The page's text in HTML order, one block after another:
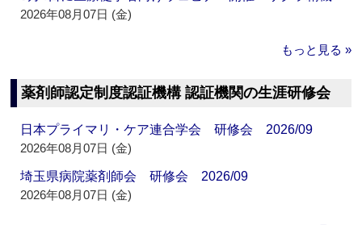
2026年08月07日 (金)
もっと見る »
薬剤師認定制度認証機構 認証機関の生涯研修会
日本プライマリ・ケア連合学会 研修会 2026/09
2026年08月07日 (金)
埼玉県病院薬剤師会 研修会 2026/09
2026年08月07日 (金)